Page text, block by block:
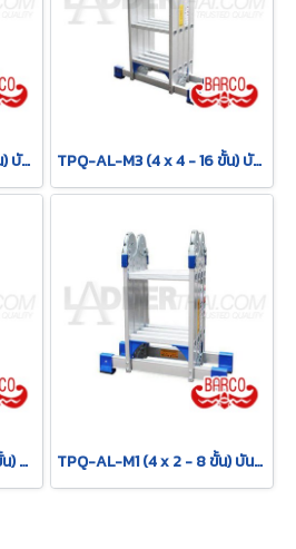
TPQ-AL-M2 (4 x 3 - 12 ขั้น) บันไดอเนกประสงค์อลูมิเนียม กาง พาด ทรง M "รุ่นข้อใหญ่" รุ่น M2 ขนาด 4 x 3 (12 ขั้น) BARCO TPQ-AL-M3 (4 x 4 - 16 ขั้น) บันไดอเนกประสงค์อลูมิเนียม กาง พาด ทรง M "รุ่นข้อใหญ่" รุ่น M3 ขนาด 4 x 4 (16 ขั้น) BARCO
TPQ-AL-M4 (4 x 5 - 20 ขั้น) บันไดอเนกประสงค์อลูมิเนียม กาง พาด ทรง M "รุ่นข้อใหญ่" รุ่น M4 ขนาด 4 x 5 (20 ขั้น) BARCO TPQ-AL-M1 (4 x 2 - 8 ขั้น) บันไดอเนกประสงค์อลูมิเนียม กาง พาด ทรง M "รุ่นข้อใหญ่" รุ่น M1 ขนาด 4 x 2 (8 ขั้น) BARCO